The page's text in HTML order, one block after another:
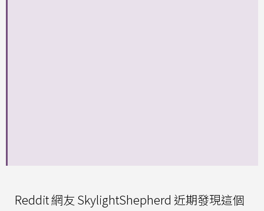
Reddit 網友 SkylightShepherd 近期發現這個